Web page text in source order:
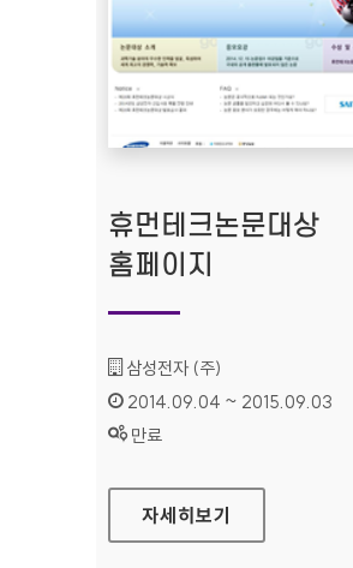
휴먼테크논문대상
홈페이지
기관명 :
삼성전자 (주)
인증기간 :
2014.09.04 ~ 2015.09.03
상태 :
만료
휴먼테크논문대상 홈페이지
자세히보기